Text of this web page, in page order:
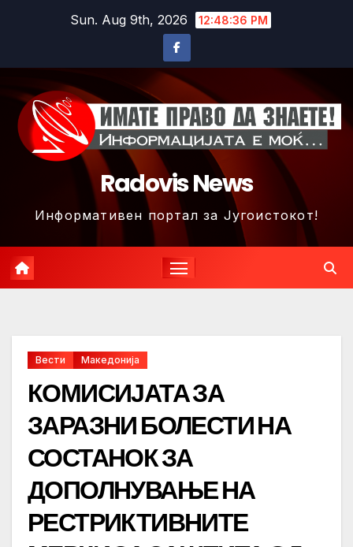
Sun. Aug 9th, 2026 12:48:39 PM
Radovis News
Информативен портал за Југоистокот!
Вести Македонија
КОМИСИЈАТА ЗА
ЗАРАЗНИ БОЛЕСТИ НА
СОСТАНОК ЗА
ДОПОЛНУВАЊЕ НА
РЕСТРИКТИВНИТЕ